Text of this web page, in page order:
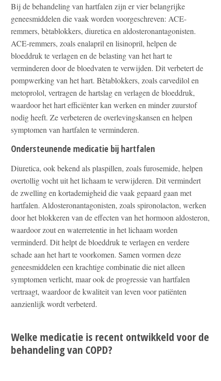
Bij de behandeling van hartfalen zijn er vier belangrijke
geneesmiddelen die vaak worden voorgeschreven: ACE-
remmers, bètablokkers, diuretica en aldosteronantagonisten.
ACE-remmers, zoals enalapril en lisinopril, helpen de
bloeddruk te verlagen en de belasting van het hart te
verminderen door de bloedvaten te verwijden. Dit verbetert de
pompwerking van het hart. Bètablokkers, zoals carvedilol en
metoprolol, vertragen de hartslag en verlagen de bloeddruk,
waardoor het hart efficiënter kan werken en minder zuurstof
nodig heeft. Ze verbeteren de overlevingskansen en helpen
symptomen van hartfalen te verminderen.
Ondersteunende medicatie bij hartfalen
Diuretica, ook bekend als plaspillen, zoals furosemide, helpen
overtollig vocht uit het lichaam te verwijderen. Dit vermindert
de zwelling en kortademigheid die vaak gepaard gaan met
hartfalen. Aldosteronantagonisten, zoals spironolacton, werken
door het blokkeren van de effecten van het hormoon aldosteron,
waardoor zout en waterretentie in het lichaam worden
verminderd. Dit helpt de bloeddruk te verlagen en verdere
schade aan het hart te voorkomen. Samen vormen deze
geneesmiddelen een krachtige combinatie die niet alleen
symptomen verlicht, maar ook de progressie van hartfalen
vertraagt, waardoor de kwaliteit van leven voor patiënten
aanzienlijk wordt verbeterd.
Welke medicatie is recent ontwikkeld voor de
behandeling van COPD?